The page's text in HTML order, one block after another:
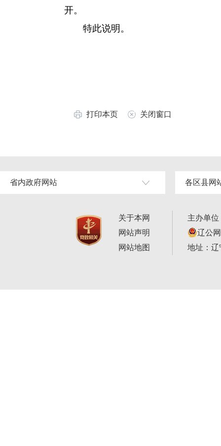
开。
特此说明。
打印本页 关闭窗口
省内政府网站 各区县网
关于本网
网站声明
网站地图
主办单
辽公
地址：辽